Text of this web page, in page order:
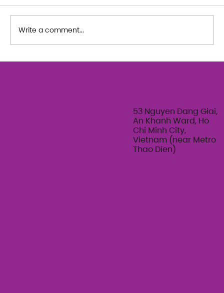
Write a comment...
53 Nguyen Dang Giai,
An Khanh Ward, Ho
Chi Minh City,
Vietnam (near Metro
Thao Dien)